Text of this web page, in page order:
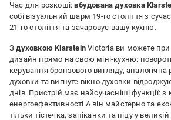
Час для розкоші:вбудована духовка
собі візуальний шарм 19-го століття з
21-го століття та зачаровує вашу кухню.
Здуховкою Klarstein Victoria ви можете
дизайн прямо на свою міні-кухню:
керування бронзового вигляду, аналогічна
духовки та вигнуте вікно духовки
днів. Пристрій має найсучасніші функції: з
енергоефективності А він майстерно та
тільки тістечка, запіканки та піцу у